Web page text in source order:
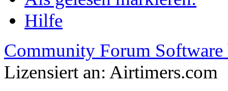
Hilfe
Community Forum Software
Lizensiert an: Airtimers.com